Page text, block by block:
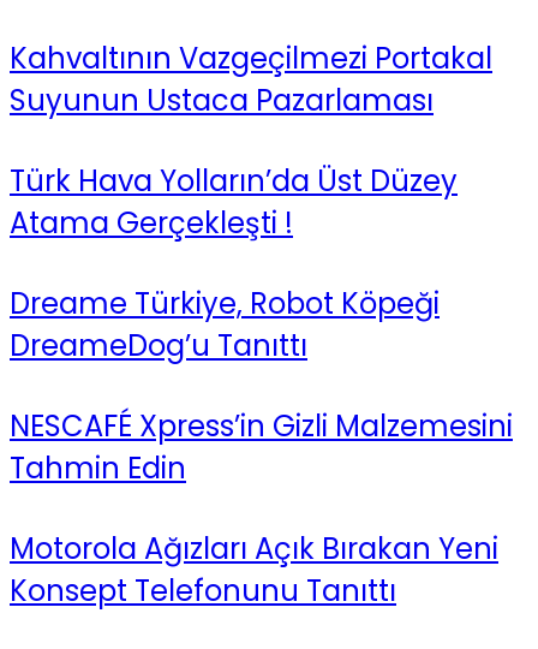
Kahvaltının Vazgeçilmezi Portakal
Suyunun Ustaca Pazarlaması
Türk Hava Yolların’da Üst Düzey
Atama Gerçekleşti !
Dreame Türkiye, Robot Köpeği
DreameDog’u Tanıttı
NESCAFÉ Xpress’in Gizli Malzemesini
Tahmin Edin
Motorola Ağızları Açık Bırakan Yeni
Konsept Telefonunu Tanıttı